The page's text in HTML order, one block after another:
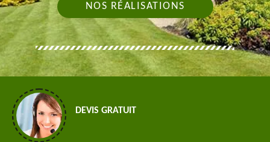
NOS RÉALISATIONS
DEVIS GRATUIT